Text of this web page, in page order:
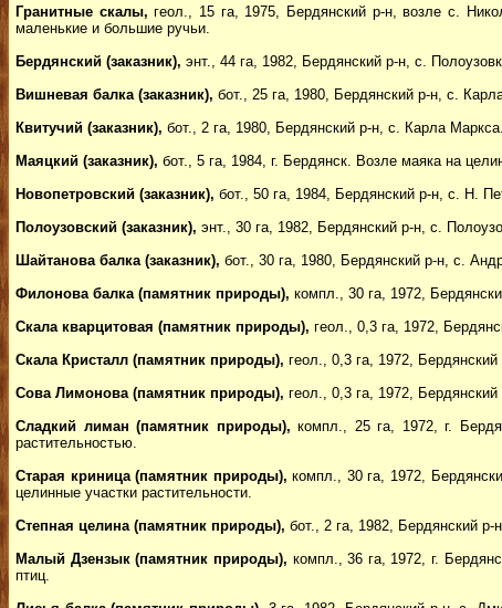
Гранитные скалы, геол., 15 га, 1975, Бердянский р-н, возле с.
маленькие и большие ручьи.
Бердянский (заказник), энт., 44 га, 1982, Бердянский р-н, с.
Вишневая балка (заказник), бот., 25 га, 1980, Бердянский р-н, с.
Квитучий (заказник), бот., 2 га, 1980, Бердянский р-н, с. Карла
Маяцкий (заказник), бот., 5 га, 1984, г. Бердянск. Возле маяка на
Новопетровский (заказник), бот., 50 га, 1984, Бердянский р-н, с. Н.
Полоузовский (заказник), энт., 30 га, 1982, Бердянский р-н, с.
Шайтанова балка (заказник), бот., 30 га, 1980, Бердянский р-н, с.
Филонова балка (памятник природы), компл., 30 га, 1972,
Скала кварцитовая (памятник природы), геол., 0,3 га, 1972,
Скала Кристалл (памятник природы), геол., 0,3 га, 1972,
Сова Лимонова (памятник природы), геол., 0,3 га, 1972,
Сладкий лиман (памятник природы), компл., 25 га, 1972, г.
растительностью.
Старая криница (памятник природы),компл., 30 га, 1972,
целинные участки растительности.
Степная целина (памятник природы), бот., 2 га, 1982, Бердянский
Малый Дзензык (памятник природы), компл., 36 га, 1972, г.
птиц.